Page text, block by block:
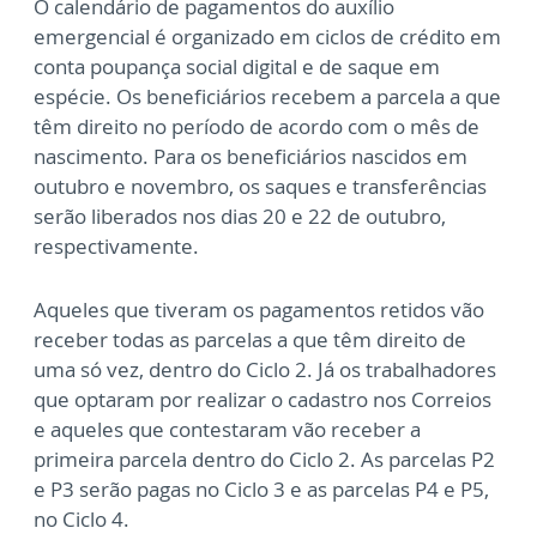
O calendário de pagamentos do auxílio
emergencial é organizado em ciclos de crédito em
conta poupança social digital e de saque em
espécie. Os beneficiários recebem a parcela a que
têm direito no período de acordo com o mês de
nascimento. Para os beneficiários nascidos em
outubro e novembro, os saques e transferências
serão liberados nos dias 20 e 22 de outubro,
respectivamente.
Aqueles que tiveram os pagamentos retidos vão
receber todas as parcelas a que têm direito de
uma só vez, dentro do Ciclo 2. Já os trabalhadores
que optaram por realizar o cadastro nos Correios
e aqueles que contestaram vão receber a
primeira parcela dentro do Ciclo 2. As parcelas P2
e P3 serão pagas no Ciclo 3 e as parcelas P4 e P5,
no Ciclo 4.